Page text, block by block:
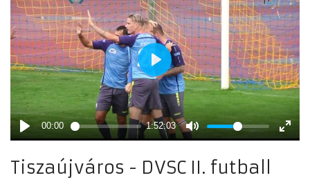
Tiszaújváros - DVSC II. futball